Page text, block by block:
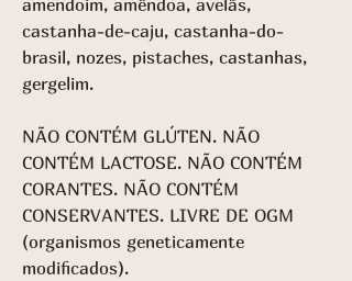
castanha-de-caju, castanha-do-
brasil, nozes, pistaches, castanhas,
gergelim.
NÃO CONTÉM GLÚTEN. NÃO
CONTÉM LACTOSE. NÃO CONTÉM
CORANTES. NÃO CONTÉM
CONSERVANTES. LIVRE DE OGM
(organismos geneticamente
modificados).